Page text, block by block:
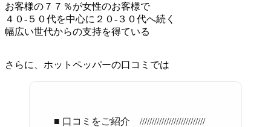
お客様の７７％が女性のお客様で
４０-５０代を中心に２０-３０代へ続く
幅広い世代からの支持を得ている
さらに、ホットペッパーの口コミでは
■ 口コミをご紹介 ///////////////////////////